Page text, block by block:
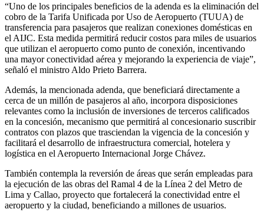
“Uno de los principales beneficios de la adenda es la eliminación del
cobro de la Tarifa Unificada por Uso de Aeropuerto (TUUA) de
transferencia para pasajeros que realizan conexiones domésticas en
el AIJC. Esta medida permitirá reducir costos para miles de usuarios
que utilizan el aeropuerto como punto de conexión, incentivando
una mayor conectividad aérea y mejorando la experiencia de viaje”,
señaló el ministro Aldo Prieto Barrera.
Además, la mencionada adenda, que beneficiará directamente a
cerca de un millón de pasajeros al año, incorpora disposiciones
relevantes como la inclusión de inversiones de terceros calificados
en la concesión, mecanismo que permitirá al concesionario suscribir
contratos con plazos que trasciendan la vigencia de la concesión y
facilitará el desarrollo de infraestructura comercial, hotelera y
logística en el Aeropuerto Internacional Jorge Chávez.
También contempla la reversión de áreas que serán empleadas para
la ejecución de las obras del Ramal 4 de la Línea 2 del Metro de
Lima y Callao, proyecto que fortalecerá la conectividad entre el
aeropuerto y la ciudad, beneficiando a millones de usuarios.